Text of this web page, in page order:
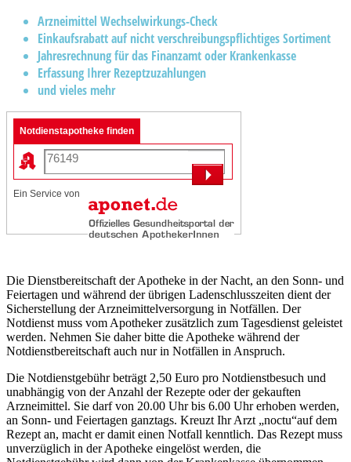
Arzneimittel Wechselwirkungs-Check
Einkaufsrabatt auf nicht verschreibungspflichtiges Sortiment
Jahresrechnung für das Finanzamt oder Krankenkasse
Erfassung Ihrer Rezeptzuzahlungen
und vieles mehr
Notdienstapotheke finden
Ein Service von
Die Dienstbereitschaft der Apotheke in der Nacht, an den Sonn- und
Feiertagen und während der übrigen Ladenschlusszeiten dient der
Sicherstellung der Arzneimittelversorgung in Notfällen. Der
Notdienst muss vom Apotheker zusätzlich zum Tagesdienst geleistet
werden. Nehmen Sie daher bitte die Apotheke während der
Notdienstbereitschaft auch nur in Notfällen in Anspruch.
Die Notdienstgebühr beträgt 2,50 Euro pro Notdienstbesuch und
unabhängig von der Anzahl der Rezepte oder der gekauften
Arzneimittel. Sie darf von 20.00 Uhr bis 6.00 Uhr erhoben werden,
an Sonn- und Feiertagen ganztags. Kreuzt Ihr Arzt „noctu“auf dem
Rezept an, macht er damit einen Notfall kenntlich. Das Rezept muss
unverzüglich in der Apotheke eingelöst werden, die